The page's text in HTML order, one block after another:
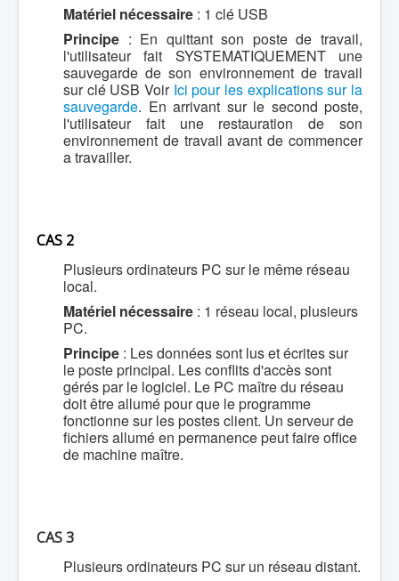
Matériel nécessaire : 1 clé USB
Principe : En quittant son poste de travail,
l'utilisateur fait SYSTEMATIQUEMENT une
sauvegarde de son environnement de travail
sur clé USB Voir Ici pour les explications sur la
sauvegarde. En arrivant sur le second poste,
l'utilisateur fait une restauration de son
environnement de travail avant de commencer
a travailler.
CAS 2
Plusieurs ordinateurs PC sur le même réseau
local.
Matériel nécessaire : 1 réseau local, plusieurs
PC.
Principe : Les données sont lus et écrites sur
le poste principal. Les conflits d'accès sont
gérés par le logiciel. Le PC maître du réseau
doit être allumé pour que le programme
fonctionne sur les postes client. Un serveur de
fichiers allumé en permanence peut faire office
de machine maître.
CAS 3
Plusieurs ordinateurs PC sur un réseau distant.